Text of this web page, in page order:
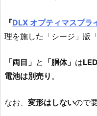
『DLX オプティマスプラ
理を施した「シージ」版
「両目」 と 「胴体」 は
電池は別売り 。
なお、 変形はしないので